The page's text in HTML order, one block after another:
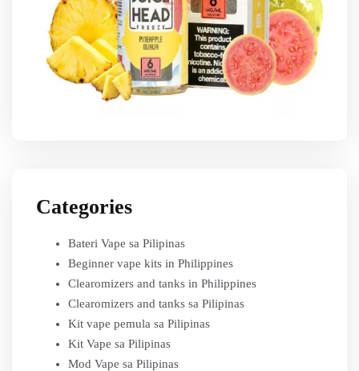
Categories
Bateri Vape sa Pilipinas
Beginner vape kits in Philippines
Clearomizers and tanks in Philippines
Clearomizers and tanks sa Pilipinas
Kit vape pemula sa Pilipinas
Kit Vape sa Pilipinas
Mod Vape sa Pilipinas